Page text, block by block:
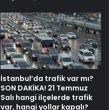
İstanbul’da trafik var mı?
SON DAKİKA! 21 Temmuz
Salı hangi ilçelerde trafik
var, hangi yollar kapalı?